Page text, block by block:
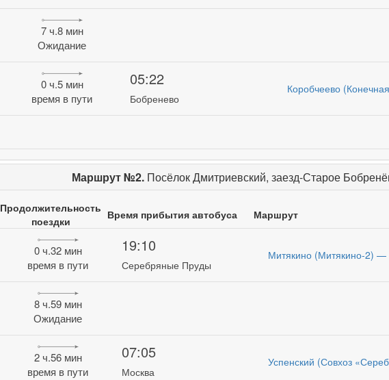
7 ч.8 мин
Ожидание
0 ч.5 мин
время в пути
05:22
Бобренево
Коробчеево
Маршрут №2. Посёлок Дмитриевский, заезд-Старое
Продолжительность
поездки
Время прибытия автобуса Маршрут
0 ч.32 мин
время в пути
19:10
Серебряные Пруды
Митякино (Митякино-2)
8 ч.59 мин
Ожидание
2 ч.56 мин
время в пути
07:05
Москва
Успенский (Совхоз